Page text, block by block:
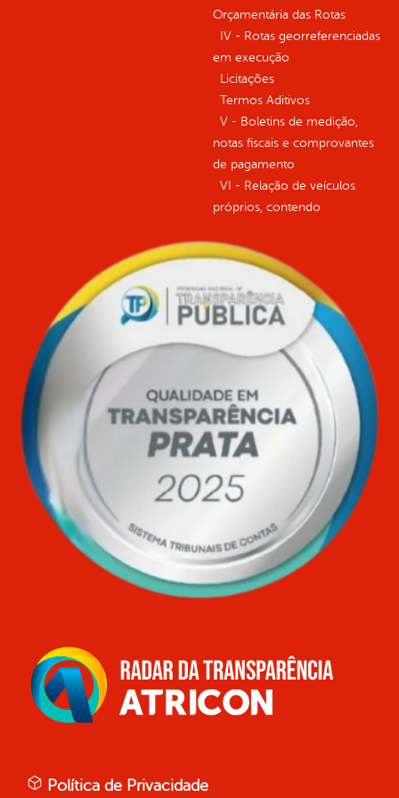
Orçamentária das Rotas
IV - Rotas georreferenciadas
em execução
Licitações
Termos Aditivos
V - Boletins de medição,
notas fiscais e comprovantes
de pagamento
VI - Relação de veículos
próprios, contendo
Política de Privacidade